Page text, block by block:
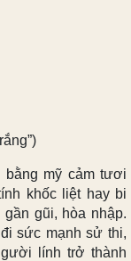
mỹ cảm tươi
khốc liệt hay bi
gũi, hòa nhập.
sức mạnh sử thi,
lính trở thành